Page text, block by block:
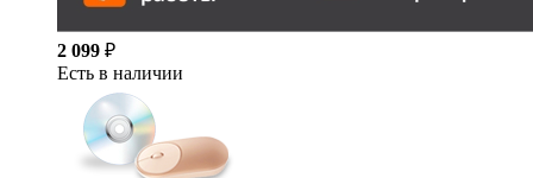
2 099 ₽
Есть в наличии